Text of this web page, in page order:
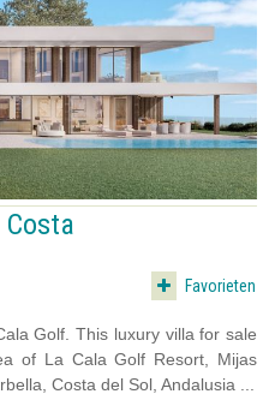
Favorieten
Golf. This luxury villa for sale
of La Cala Golf Resort, Mijas
Costa del Sol, Andalusia ...